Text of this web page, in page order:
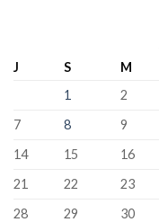
J S M
1
2
7
8 9
14
15 16
21
22 23
28
29 30